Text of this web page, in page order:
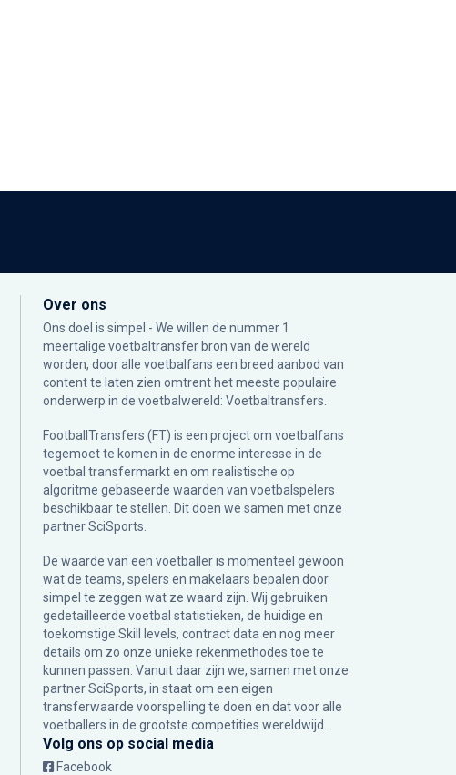
Over ons
Ons doel is simpel - We willen de nummer 1
meertalige voetbaltransfer bron van de wereld
worden, door alle voetbalfans een breed aanbod van
content te laten zien omtrent het meeste populaire
onderwerp in de voetbalwereld: Voetbaltransfers.
FootballTransfers (FT) is een project om voetbalfans
tegemoet te komen in de enorme interesse in de
voetbal transfermarkt en om realistische op
algoritme gebaseerde waarden van voetbalspelers
beschikbaar te stellen. Dit doen we samen met onze
partnerSciSports
De waarde van een voetballer is momenteel gewoon
wat de teams, spelers en makelaars bepalen door
simpel te zeggen wat ze waard zijn. Wij gebruiken
gedetailleerde voetbal statistieken, de huidige en
toekomstige Skill levels, contract data en nog meer
details om zo onze unieke rekenmethodes toe te
kunnen passen. Vanuit daar zijn we, samen met onze
partner SciSports, in staat om een eigen
transferwaarde voorspelling te doen en dat voor alle
voetballers in de grootste competities wereldwijd.
Volg ons op social media
Facebook